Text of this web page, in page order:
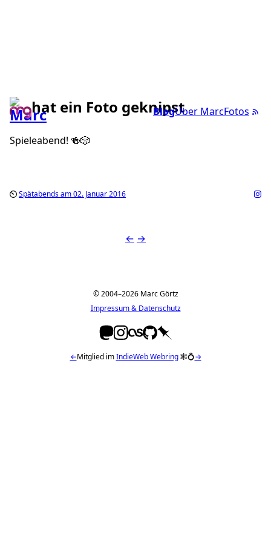
BlogÜber MarcFotos
hat ein Foto geknipst
Spieleabend! 🍻🎲
Spätabends am 02. Januar 2016
← →
© 2004–2026 Marc Görtz
Impressum & Datenschutz
←Mitglied imIndieWeb Webring🕸💍→